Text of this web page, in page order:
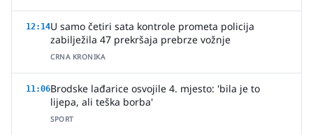
12:14U samo četiri sata kontrole prometa policija
zabilježila 47 prekršaja prebrze vožnje
CRNA KRONIKA
11:06Brodske lađarice osvojile 4. mjesto: 'bila je to
lijepa, ali teška borba'
SPORT